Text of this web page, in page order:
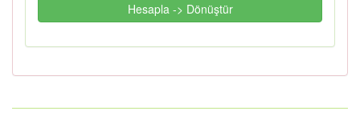
Hesapla -> Dönüştür